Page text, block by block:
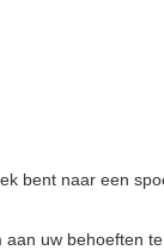
bent naar een
uw behoeften